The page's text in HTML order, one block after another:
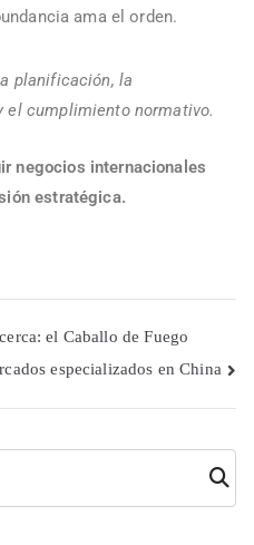
ama el orden.
planificación, la
el cumplimiento normativo.
negocios internacionales
estratégica.
el Caballo de Fuego
especializados en China
Busca
r